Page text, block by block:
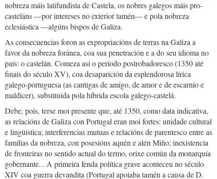
nobreza máis latifundista de Castela, os nobres galegos máis pro-
casteláns —por intereses no exterior tamén— e pola nobreza
eclesiástica —algúns bispos de Galiza.
As consecuencias foron as expropriacións de terras na Galiza a
favor da nobreza foránea, coa sua penetración e a do seu idioma no
país: o castelán. Comeza así o período postrobadoresco (1350 até
finais do século XV), coa desaparición da esplendorosa lírica
galego-portuguesa (as cantigas de amigo, de amor e de escarnio e
maldicer), substituída pola híbrida escola galego-castelá.
Debe, pois, terse moi presente que, até 1350, como data indicativa,
as relacións de Galiza con Portugal eran moi fortes: unidade cultural
e lingüística; interferencias mutuas e relacións de parentesco entre as
famílias da nobreza, con posesións aquén e alén Miño; inexistencia
de fronteiras no sentido actual do termo, orixe común da monarquía
gobernante... A primeira fenda política grave aconteceu no século
XIV coa guerra devandita (Portugal apoiaba tamén a causa de D.